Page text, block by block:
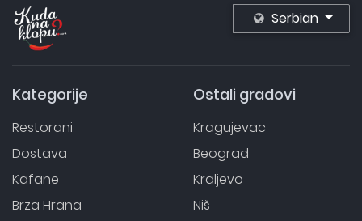
Serbian
Kategorije
Restorani
Dostava
Kafane
Brza Hrana
Ostali gradovi
Kragujevac
Beograd
Kraljevo
Niš